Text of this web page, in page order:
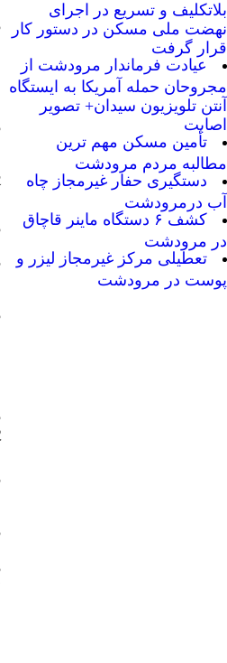
بلاتکلیف و تسریع در اجرای
نهضت ملی مسکن در دستور کار
قرار گرفت
عیادت فرماندار مرودشت از
مجروحان حمله آمریکا به ایستگاه
آنتن تلویزیون سیدان+ تصویر
اصابت
تأمین مسکن مهم ترین
مطالبه مردم مرودشت
دستگیری حفار غیرمجاز چاه
آب درمرودشت
کشف ۶ دستگاه ماینر قاچاق
در مرودشت
تعطیلی مرکز غیرمجاز لیزر و
پوست در مرودشت